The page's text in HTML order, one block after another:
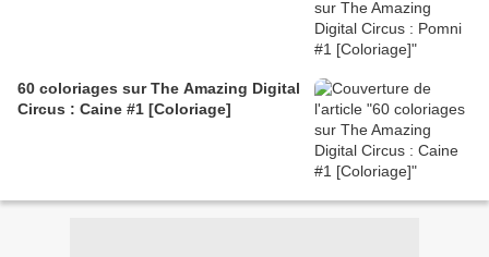
60 coloriages sur The Amazing Digital
Circus : Caine #1 [Coloriage]